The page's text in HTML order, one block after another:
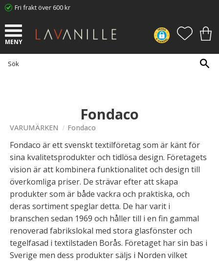
Fri frakt över 600 kr
Fondaco
VARUMÄRKEN Fondaco
Fondaco är ett svenskt textilföretag som är känt för
sina kvalitetsprodukter och tidlösa design. Företagets
vision är att kombinera funktionalitet och design till
överkomliga priser. De strävar efter att skapa
produkter som är både vackra och praktiska, och
deras sortiment speglar detta. De har varit i
branschen sedan 1969 och håller till i en fin gammal
renoverad fabrikslokal med stora glasfönster och
tegelfasad i textilstaden Borås. Företaget har sin bas i
Sverige men dess produkter säljs i Norden vilket